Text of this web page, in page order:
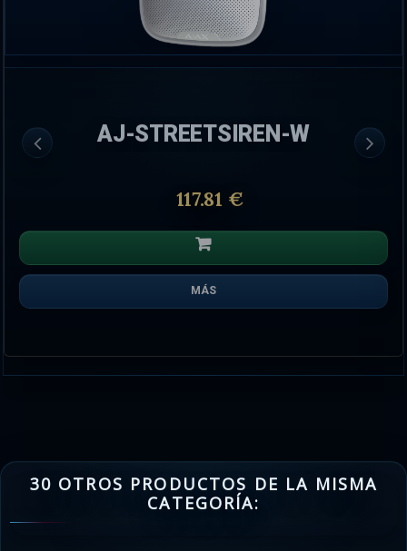
AJ-STREETSIREN-W
117.81 €
MÁS
30 OTROS PRODUCTOS DE LA MISMA
CATEGORÍA: